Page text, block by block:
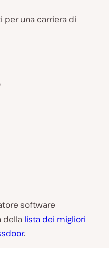
una carriera di
software
della lista dei migliori
.